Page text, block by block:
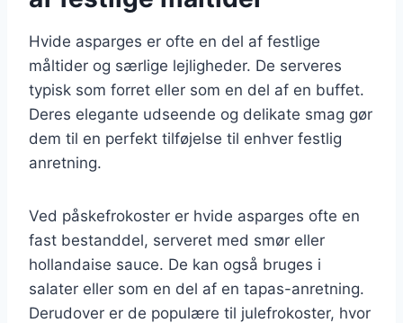
Hvide asparges er ofte en del af festlige
måltider og særlige lejligheder. De serveres
typisk som forret eller som en del af en buffet.
Deres elegante udseende og delikate smag gør
dem til en perfekt tilføjelse til enhver festlig
anretning.
Ved påskefrokoster er hvide asparges ofte en
fast bestanddel, serveret med smør eller
hollandaise sauce. De kan også bruges i
salater eller som en del af en tapas-anretning.
Derudover er de populære til julefrokoster, hvor